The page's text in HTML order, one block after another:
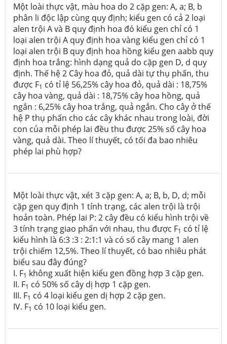
Một loài thực vật, màu hoa do 2 cặp gen: A, a; B, b
phân li độc lập cùng quy định; kiểu gen có cả 2 loại
alen trội A và B quy định hoa đó kiểu gen chỉ có 1
loại alen trội A quy định hoa vàng kiểu gen chỉ có 1
loại alen trội B quy định hoa hồng kiểu gen aabb quy
định hoa trắng: hình dạng quả do cặp gen D, d quy
định. Thế hệ 2 Cây hoa đỏ, quả dài tự thụ phấn, thu
được F1 có tỉ lệ 56,25% cây hoa đỏ, quả dài : 18,75%
cây hoa vàng, quả dài : 18,75% cây hoa hồng, quả
ngắn : 6,25% cây hoa trắng, quả ngắn. Cho cây ở thế
hệ P thụ phấn cho các cây khác nhau trong loài, đời
con của mỗi phép lai đều thu được 25% số cây hoa
vàng, quả dài. Theo lí thuyết, có tối đa bao nhiêu
phép lai phù hợp?
Một loài thực vật, xét 3 cặp gen: A, a; B, b, D, d; mỗi
cặp gen quy định 1 tính trạng, các alen trội là trội
hoản toàn. Phép lai P: 2 cây đều có kiểu hình trội về
3 tính trạng giao phấn với nhau, thu được F1 có tỉ lệ
kiểu hình là 6:3 :3 : 2:1:1 và có số cây mang 1 alen
trội chiếm 12,5%. Theo lí thuyết, có bao nhiêu phát
biểu sau đây đúng?
I. F1 không xuất hiện kiểu gen đồng hợp 3 cặp gen.
II. F1 có 50% số cây dị hợp 1 cặp gen.
III. F1 có 4 loại kiểu gen dị hợp 2 cặp gen.
IV. F1 có 10 loại kiểu gen.